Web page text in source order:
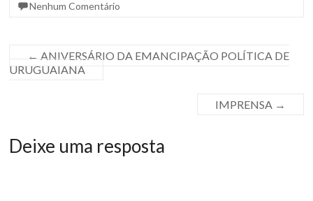
Nenhum Comentário
← ANIVERSÁRIO DA EMANCIPAÇÃO POLÍTICA DE
URUGUAIANA
IMPRENSA →
Deixe uma resposta